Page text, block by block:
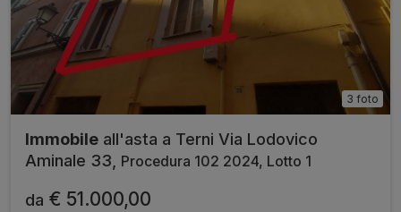
3 foto
Immobile all'asta a Terni Via Lodovico
Aminale 33,
Procedura 102 2024, Lotto 1
da € 51.000,00